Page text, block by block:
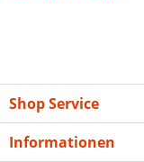
Shop Service
Informationen